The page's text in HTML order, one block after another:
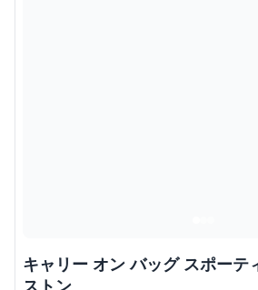
キャリー オン バッグ スポーテ
ストン